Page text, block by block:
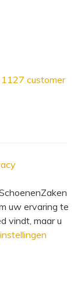
1127 customer
uw ervaring te
vindt, maar u